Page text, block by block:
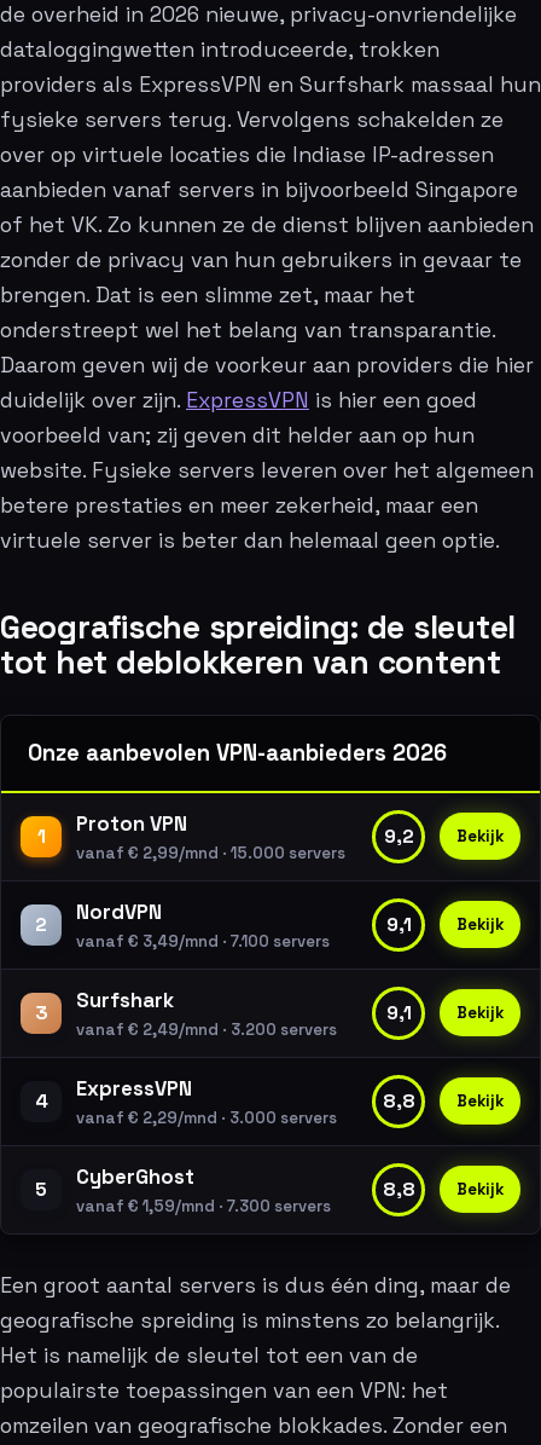
de overheid in 2026 nieuwe, privacy-onvriendelijke
dataloggingwetten introduceerde, trokken
providers als ExpressVPN en Surfshark massaal hun
fysieke servers terug. Vervolgens schakelden ze
over op virtuele locaties die Indiase IP-adressen
aanbieden vanaf servers in bijvoorbeeld Singapore
of het VK. Zo kunnen ze de dienst blijven aanbieden
zonder de privacy van hun gebruikers in gevaar te
brengen. Dat is een slimme zet, maar het
onderstreept wel het belang van transparantie.
Daarom geven wij de voorkeur aan providers die hier
duidelijk over zijn. ExpressVPN is hier een goed
voorbeeld van; zij geven dit helder aan op hun
website. Fysieke servers leveren over het algemeen
betere prestaties en meer zekerheid, maar een
virtuele server is beter dan helemaal geen optie.
Geografische spreiding: de sleutel
tot het deblokkeren van content
Onze aanbevolen VPN-aanbieders 2026
1 Proton VPN
vanaf € 2,99/mnd · 15.000 servers
9,2 Bekijk
2 NordVPN
vanaf € 3,49/mnd · 7.100 servers
9,1 Bekijk
3 Surfshark
vanaf € 2,49/mnd · 3.200 servers
9,1 Bekijk
4 ExpressVPN
vanaf € 2,29/mnd · 3.000 servers
8,8 Bekijk
5 CyberGhost
vanaf € 1,59/mnd · 7.300 servers
8,8 Bekijk
Een groot aantal servers is dus één ding, maar de
geografische spreiding is minstens zo belangrijk.
Het is namelijk de sleutel tot een van de
populairste toepassingen van een VPN: het
omzeilen van geografische blokkades. Zonder een